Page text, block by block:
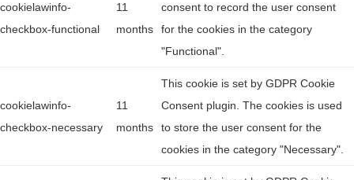
cookielawinfo-
checkbox-functional
11
months
consent to record the user consent
for the cookies in the category
"Functional".
cookielawinfo-
checkbox-necessary
11
months
This cookie is set by GDPR Cookie
Consent plugin. The cookies is used
to store the user consent for the
cookies in the category "Necessary".